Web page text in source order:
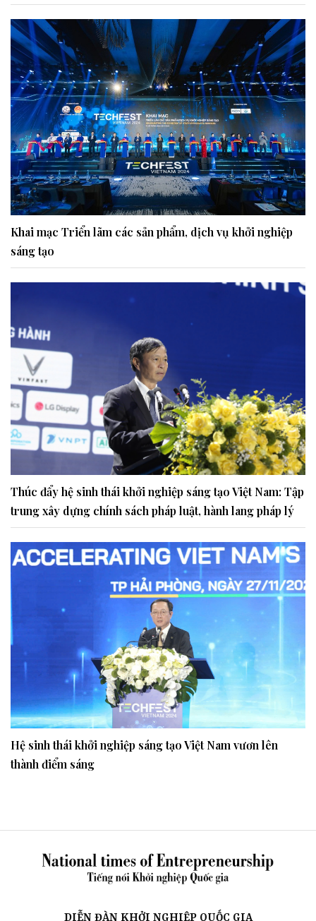
Khai mạc Triển lãm các sản phẩm, dịch vụ khởi nghiệp
sáng tạo
Thúc đẩy hệ sinh thái khởi nghiệp sáng tạo Việt Nam: Tập
trung xây dựng chính sách pháp luật, hành lang pháp lý
Hệ sinh thái khởi nghiệp sáng tạo Việt Nam vươn lên
thành điểm sáng
DIỄN ĐÀN KHỞI NGHIỆP QUỐC GIA